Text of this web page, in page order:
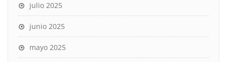
julio 2025
junio 2025
mayo 2025